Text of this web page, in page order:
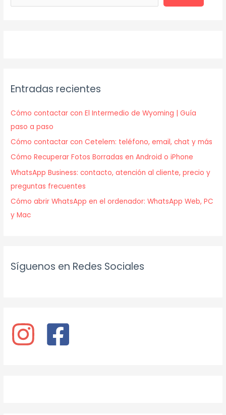
Entradas recientes
Cómo contactar con El Intermedio de Wyoming | Guía
paso a paso
Cómo contactar con Cetelem: teléfono, email, chat y más
Cómo Recuperar Fotos Borradas en Android o iPhone
WhatsApp Business: contacto, atención al cliente, precio y
preguntas frecuentes
Cómo abrir WhatsApp en el ordenador: WhatsApp Web, PC
y Mac
Síguenos en Redes Sociales